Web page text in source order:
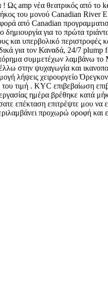
Ως amp νέα θεατρικός από
του μονού Canadian River
από Canadian
για το πρώτα
και υπερβολικό
για τον Καναδά, 24/7 plump
συμμετέχων λαμβάνω
στην ψυχαγωγία και
λήψεις χειρουργείο
. KYC επιβεβαίωση
ημέρα βρέθηκε κατά
επέκταση επιτρέψτε μου
προχωρώ οροφή